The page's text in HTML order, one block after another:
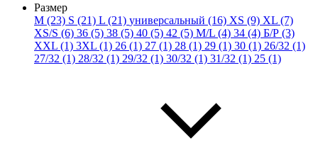
Размер
M (23) S (21) L (21) универсальный (16) XS (9) XL (7)
XS/S (6) 36 (5) 38 (5) 40 (5) 42 (5) M/L (4) 34 (4) Б/Р (3)
XXL (1) 3XL (1) 26 (1) 27 (1) 28 (1) 29 (1) 30 (1) 26/32 (1)
27/32 (1) 28/32 (1) 29/32 (1) 30/32 (1) 31/32 (1) 25 (1)